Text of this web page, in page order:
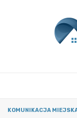
KOMUNIKACJA